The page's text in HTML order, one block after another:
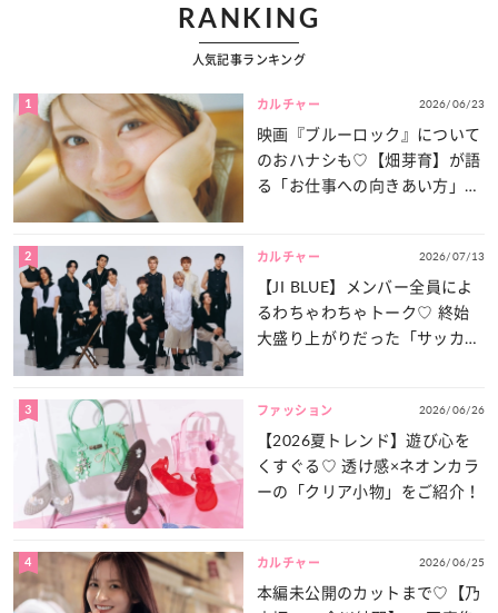
RANKING
人気記事ランキング
1 カルチャー 2026/06/23
映画『ブルーロック』について
のおハナシも♡【畑芽育】が語
る「お仕事への向きあい方」と
2 カルチャー 2026/07/13
【JI BLUE】メンバー全員によ
るわちゃわちゃトーク♡ 終始
大盛り上がりだった「サッカー
3 ファッション 2026/06/26
【2026夏トレンド】遊び心を
くすぐる♡ 透け感×ネオンカラ
ーの「クリア小物」をご紹介！
4 カルチャー 2026/06/25
本編未公開のカットまで♡【乃